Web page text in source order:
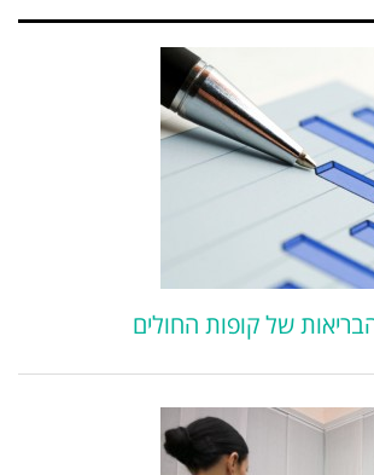
של קופות החולים